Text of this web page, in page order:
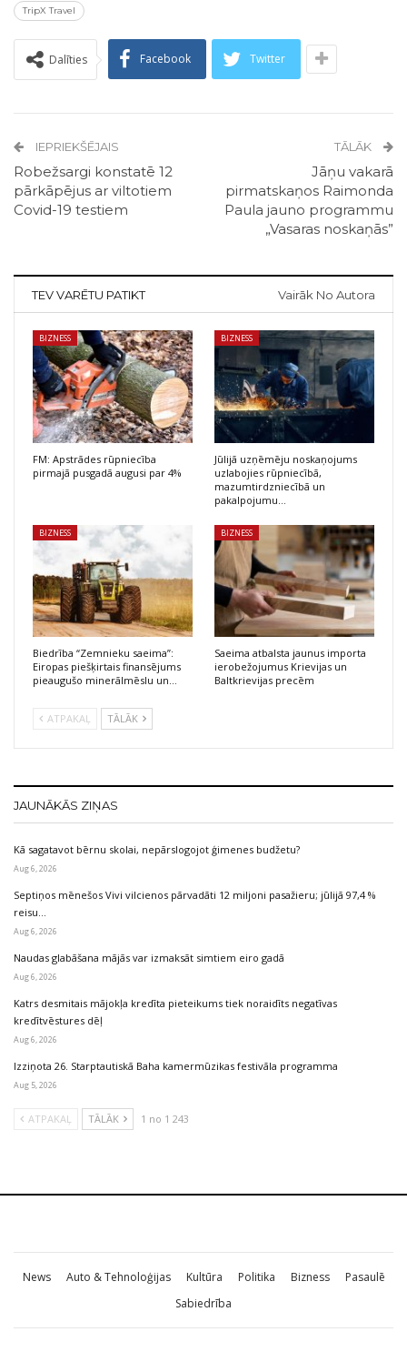
TripX Travel
Dalīties Facebook Twitter
IEPRIEKŠĒJAIS
Robežsargi konstatē 12
pārkāpējus ar viltotiem
Covid-19 testiem
TĀLĀK
Jāņu vakarā
pirmatskaņos Raimonda
Paula jauno programmu
„Vasaras noskaņās”
TEV VARĒTU PATIKT Vairāk No Autora
BIZNESS
FM: Apstrādes rūpniecība
pirmajā pusgadā augusi par 4%
BIZNESS
Jūlijā uzņēmēju noskaņojums
uzlabojies rūpniecībā,
mazumtirdzniecībā un
pakalpojumu…
BIZNESS
Biedrība “Zemnieku saeima”:
Eiropas piešķirtais finansējums
pieaugušo minerālmēslu un…
BIZNESS
Saeima atbalsta jaunus importa
ierobežojumus Krievijas un
Baltkrievijas precēm
ATPAKAĻ TĀLĀK
JAUNĀKĀS ZIŅAS
Kā sagatavot bērnu skolai, nepārslogojot ģimenes budžetu?
Aug 6, 2026
Septiņos mēnešos Vivi vilcienos pārvadāti 12 miljoni pasažieru; jūlijā 97,4 %
reisu…
Aug 6, 2026
Naudas glabāšana mājās var izmaksāt simtiem eiro gadā
Aug 6, 2026
Katrs desmitais mājokļa kredīta pieteikums tiek noraidīts negatīvas
kredītvēstures dēļ
Aug 6, 2026
Izziņota 26. Starptautiskā Baha kamermūzikas festivāla programma
Aug 5, 2026
ATPAKAĻ TĀLĀK 1 no 1 243
News Auto & Tehnoloģijas Kultūra Politika Bizness
Pasaulē
Sabiedrība